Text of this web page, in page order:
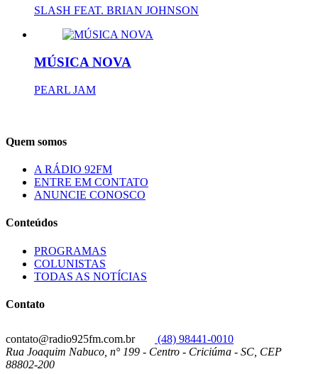
SLASH FEAT. BRIAN JOHNSON
MÚSICA NOVA
PEARL JAM
Quem somos
A RÁDIO 92FM
ENTRE EM CONTATO
ANUNCIE CONOSCO
Conteúdos
PROGRAMAS
COLUNISTAS
TODAS AS NOTÍCIAS
Contato
contato@radio925fm.com.br
(48) 98441-0010
Rua Joaquim Nabuco, n° 199 - Centro - Criciúma - SC, CEP
88802-200